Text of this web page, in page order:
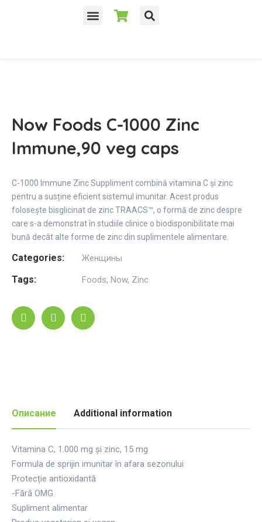
Now Foods C-1000 Zinc
Immune,90 veg caps
C-1000 Immune Zinc Suppliment combină vitamina C și zinc
pentru a susține eficient sistemul imunitar. Acest produs
folosește bisglicinat de zinc TRAACS™, o formă de zinc despre
care s-a demonstrat în studiile clinice o biodisponibilitate mai
bună decât alte forme de zinc din suplimentele alimentare.
Categories: Женщины
Tags: Foods, Now, Zinc
Описание Additional information
Vitamina C, 1.000 mg și zinc, 15 mg
Formula de sprijin imunitar în afara sezonului
Protecție antioxidantă
-Fără OMG
Supliment alimentar